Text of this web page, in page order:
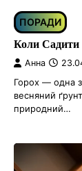
ПОРАДИ
Коли Садити
Анна
Горох — одна
весняний
природний…